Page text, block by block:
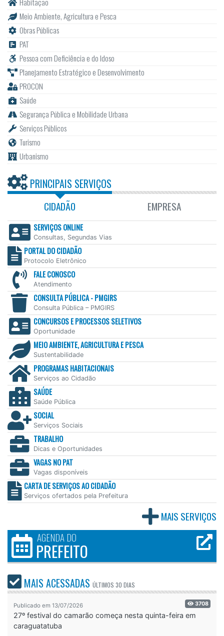
Meio Ambiente, Agricultura e Pesca
Obras Públicas
PAT
Pessoa com Deficiência e do Idoso
Planejamento Estratégico e Desenvolvimento
PROCON
Saúde
Segurança Pública e Mobilidade Urbana
Serviços Públicos
Turismo
Urbanismo
PRINCIPAIS SERVIÇOS
CIDADÃO EMPRESA
SERVIÇOS ONLINE
Consultas, Segundas Vias
PORTAL DO CIDADÃO
Protocolo Eletrônico
FALE CONOSCO
Atendimento
CONSULTA PÚBLICA - PMGIRS
Consulta Pública – PMGIRS
CONCURSOS E PROCESSOS SELETIVOS
Oportunidade
MEIO AMBIENTE, AGRICULTURA E PESCA
Sustentabilidade
PROGRAMAS HABITACIONAIS
Serviços ao Cidadão
SAÚDE
Saúde Pública
SOCIAL
Serviços Sociais
TRABALHO
Dicas e Oportunidades
VAGAS NO PAT
Vagas disponíveis
CARTA DE SERVIÇOS AO CIDADÃO
Serviços ofertados pela Prefeitura
MAIS SERVIÇOS
AGENDA DO
PREFEITO
MAIS ACESSADAS ÚLTIMOS 30 DIAS
Publicado em 13/07/2026 3708
27º festival do camarão começa nesta quinta-feira em
caraguatatuba